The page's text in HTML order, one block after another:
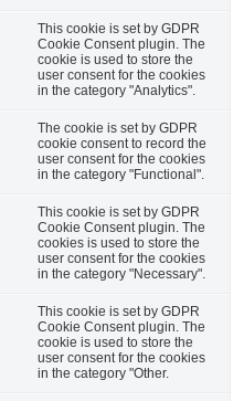
This cookie is set by GDPR
Cookie Consent plugin. The
cookie is used to store the
user consent for the cookies
in the category "Analytics".
The cookie is set by GDPR
cookie consent to record the
user consent for the cookies
in the category "Functional".
This cookie is set by GDPR
Cookie Consent plugin. The
cookies is used to store the
user consent for the cookies
in the category "Necessary".
This cookie is set by GDPR
Cookie Consent plugin. The
cookie is used to store the
user consent for the cookies
in the category "Other.